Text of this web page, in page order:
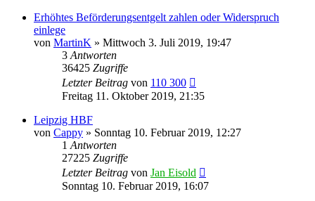
Erhöhtes Beförderungsentgelt zahlen oder Widerspruch
einlege
von MartinK » Mittwoch 3. Juli 2019, 19:47
3 Antworten
36425 Zugriffe
Letzter Beitrag von 110 300
Freitag 11. Oktober 2019, 21:35
Leipzig HBF
von Cappy » Sonntag 10. Februar 2019, 12:27
1 Antworten
27225 Zugriffe
Letzter Beitrag von Jan Eisold
Sonntag 10. Februar 2019, 16:07